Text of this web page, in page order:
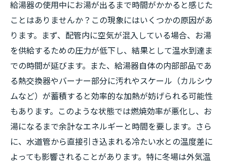
給湯器の使用中にお湯が出るまで時間がかかると感じた
ことはありませんか？この現象にはいくつかの原因があ
ります。まず、配管内に空気が混入している場合、お湯
を供給するための圧力が低下し、結果として温水到達ま
での時間が延びます。また、給湯器自体の内部部品であ
る熱交換器やバーナー部分に汚れやスケール（カルシウ
ムなど）が蓄積すると効率的な加熱が妨げられる可能性
もあります。このような状態では燃焼効率が悪化し、お
湯になるまで余計なエネルギーと時間を要します。さら
に、水道管から直接引き込まれる冷たい水との温度差に
よっても影響されることがあります。特に冬場は外気温